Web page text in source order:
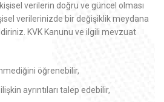
verilerin doğru ve güncel olması
verilerinizde bir değişiklik meydana
KVK Kanunu ve ilgili mevzuat
öğrenebilir,
ayrıntıları talep edebilir,